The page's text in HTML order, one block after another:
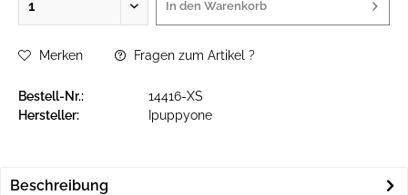
In den Warenkorb
Merken Fragen zum Artikel ?
Bestell-Nr.:
14416-XS
Hersteller:
Ipuppyone
Beschreibung